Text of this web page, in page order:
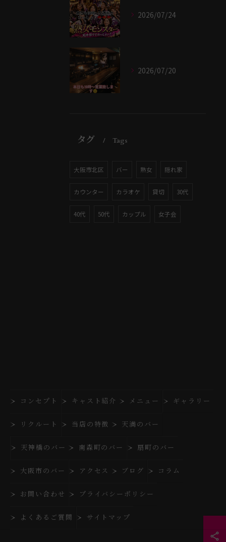
2026/07/24
2026/07/20
タグ Tags
大阪市北区 バー 熟女 隠れ家
カウンター カラオケ 貸切 30代
40代 50代 カップル 女子会
コンセプト キャスト紹介 メニュー ギャラリー
リクルート 当店の特徴 天満のバー
天神橋のバー 南森町のバー 扇町のバー
大阪市のバー アクセス ブログ コラム
お問い合わせ プライバシーポリシー
よくあるご質問 サイトマップ